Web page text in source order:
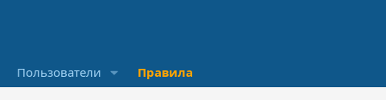
Пользователи Правила